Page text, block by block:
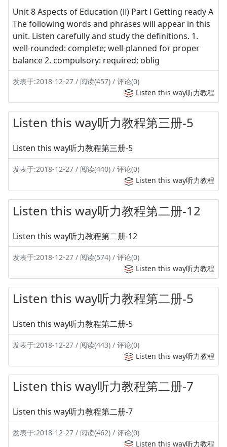
Unit 8 Aspects of Education (Ⅱ) Part Ⅰ Getting ready A
The following words and phrases will appear in this
unit. Listen carefully and study the definitions. 1.
well-rounded: complete; well-planned for proper
balance 2. compulsory: required; oblig
发表于:2018-12-27 / 阅读(457) / 评论(0)
Listen this way听力教程
Listen this way听力教程第三册-5
Listen this way听力教程第三册-5
发表于:2018-12-27 / 阅读(440) / 评论(0)
Listen this way听力教程
Listen this way听力教程第二册-12
Listen this way听力教程第二册-12
发表于:2018-12-27 / 阅读(574) / 评论(0)
Listen this way听力教程
Listen this way听力教程第二册-5
Listen this way听力教程第二册-5
发表于:2018-12-27 / 阅读(443) / 评论(0)
Listen this way听力教程
Listen this way听力教程第二册-7
Listen this way听力教程第二册-7
发表于:2018-12-27 / 阅读(462) / 评论(0)
Listen this way听力教程